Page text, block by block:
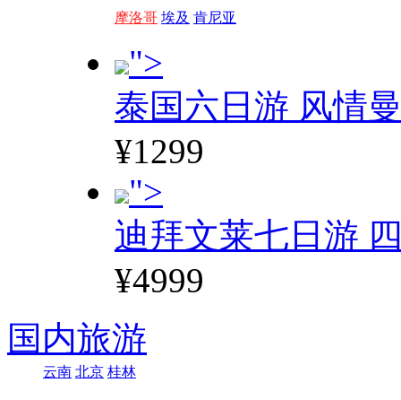
摩洛哥 埃及 肯尼亚
">
泰国六日游 风情
¥1299
">
迪拜文莱七日游
¥4999
国内旅游
云南 北京 桂林